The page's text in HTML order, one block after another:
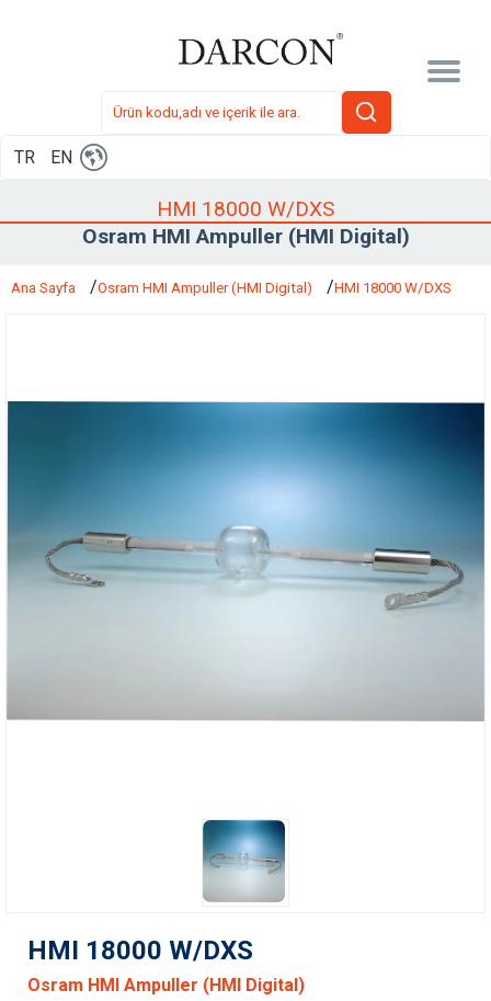
TR EN
HMI 18000 W/DXS
Osram HMI Ampuller (HMI Digital)
Ana Sayfa Osram HMI Ampuller (HMI Digital) HMI 18000 W/DXS
HMI 18000 W/DXS
Osram HMI Ampuller (HMI Digital)